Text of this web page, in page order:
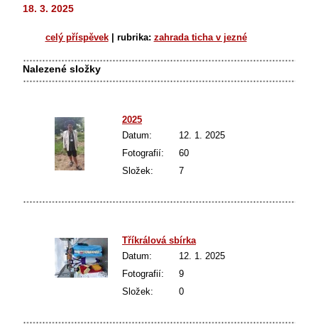
18. 3. 2025
celý příspěvek rubrika: zahrada ticha v jezné
Nalezené složky
2025
Datum:
12. 1. 2025
Fotografií:
60
Složek:
7
Tříkrálová sbírka
Datum:
12. 1. 2025
Fotografií:
9
Složek:
0